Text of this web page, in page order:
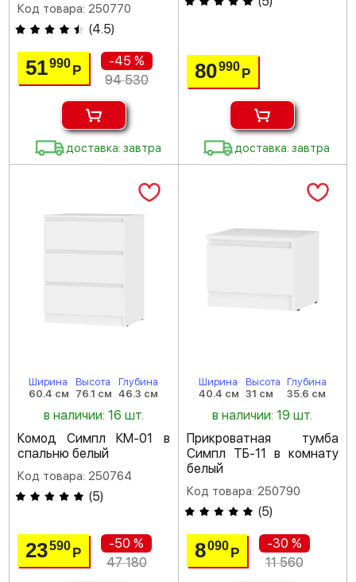
Код товара: 250770
(4.5)
51990Р
-45 %
94 530
доставка: завтра
80990 Р
доставка: завтра
Ширина
60.4 см
Высота
76.1 см
Глубина
46.3 см
в наличии: 16 шт.
Комод Симпл КМ-01 в
спальню белый
Код товара: 250764
(5)
23590Р
-50 %
47 180
Ширина
40.4 см
Высота
31 см
Глубина
35.6 см
в наличии: 19 шт.
Прикроватная тумба
Симпл ТБ-11 в комнату
белый
Код товара: 250790
(5)
8090 Р
-30 %
11 560